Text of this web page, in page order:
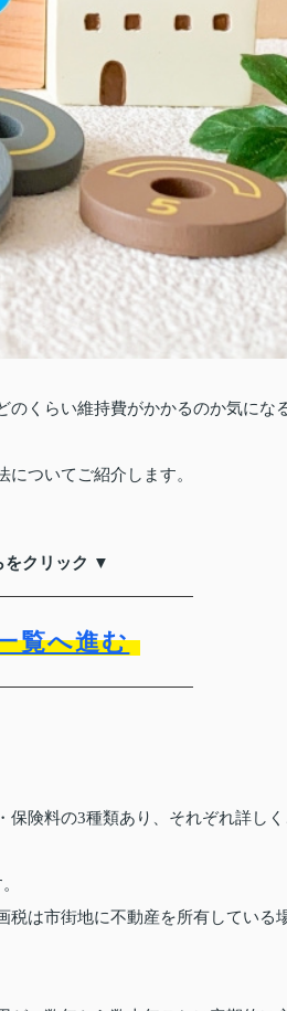
くらい維持費がかかるのか気にな
ついてご紹介します。
をクリック ▼
覧へ進む
険料の3種類あり、それぞれ詳しく
税は市街地に不動産を所有している